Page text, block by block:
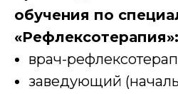
обучения по
«Рефлексотерапия»:
врач-
заведующий